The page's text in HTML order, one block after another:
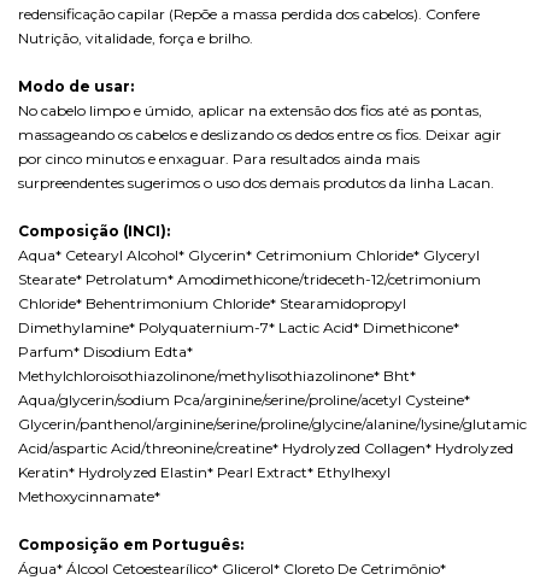
redensificação capilar (Repõe a massa perdida dos cabelos). Confere
Nutrição, vitalidade, força e brilho.
Modo de usar:
No cabelo limpo e úmido, aplicar na extensão dos fios até as pontas,
massageando os cabelos e deslizando os dedos entre os fios. Deixar agir
por cinco minutos e enxaguar. Para resultados ainda mais
surpreendentes sugerimos o uso dos demais produtos da linha Lacan.
Composição (INCI):
Aqua* Cetearyl Alcohol* Glycerin* Cetrimonium Chloride* Glyceryl
Stearate* Petrolatum* Amodimethicone/trideceth-12/cetrimonium
Chloride* Behentrimonium Chloride* Stearamidopropyl
Dimethylamine* Polyquaternium-7* Lactic Acid* Dimethicone*
Parfum* Disodium Edta*
Methylchloroisothiazolinone/methylisothiazolinone* Bht*
Aqua/glycerin/sodium Pca/arginine/serine/proline/acetyl Cysteine*
Glycerin/panthenol/arginine/serine/proline/glycine/alanine/lysine/glutamic
Acid/aspartic Acid/threonine/creatine* Hydrolyzed Collagen* Hydrolyzed
Keratin* Hydrolyzed Elastin* Pearl Extract* Ethylhexyl
Methoxycinnamate*
Composição em Português:
Água* Álcool Cetoestearílico* Glicerol* Cloreto De Cetrimônio*